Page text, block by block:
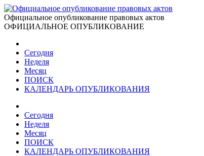
Официальное опубликование правовых актов
ОФИЦИАЛЬНОЕ ОПУБЛИКОВАНИЕ
Сегодня
Неделя
Месяц
ПОИСК
КАЛЕНДАРЬ ОПУБЛИКОВАНИЯ
Сегодня
Неделя
Месяц
ПОИСК
КАЛЕНДАРЬ ОПУБЛИКОВАНИЯ